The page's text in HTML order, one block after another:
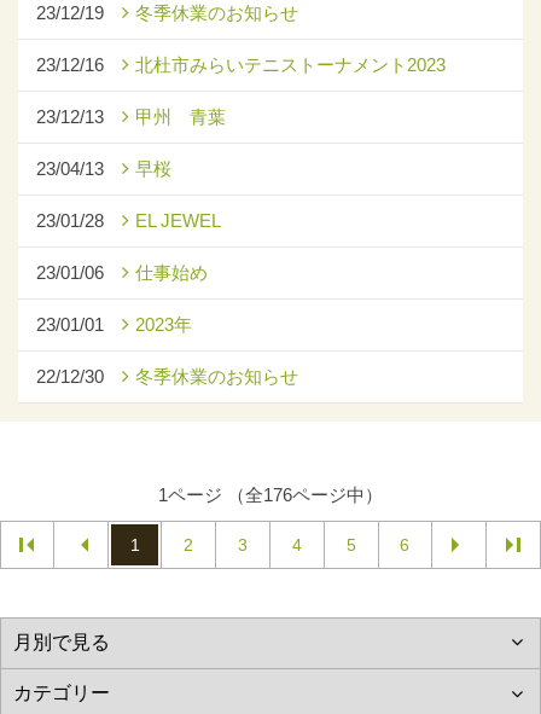
23/12/19 冬季休業のお知らせ
23/12/16 北杜市みらいテニストーナメント2023
23/12/13 甲州 青葉
23/04/13 早桜
23/01/28 EL JEWEL
23/01/06 仕事始め
23/01/01 2023年
22/12/30 冬季休業のお知らせ
1ページ （全176ページ中）
1 2 3 4 5 6